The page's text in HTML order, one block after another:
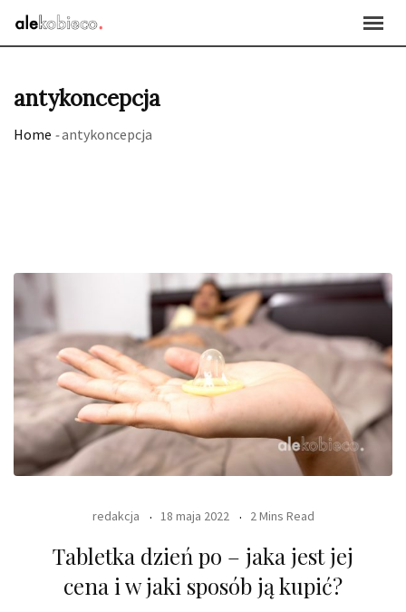
antykoncepcja
Home -antykoncepcja
redakcja 18 maja 2022 2 Mins Read
Tabletka dzień po – jaka jest jej
cena i w jaki sposób ją kupić?